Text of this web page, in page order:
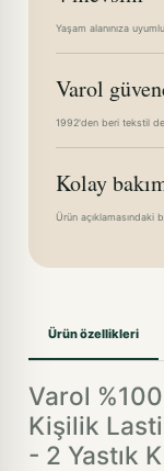
Yaşam alanınıza
Varol
1992'den beri tekstil
Kolay
Ürün açıklamasındaki
Ürün özellikleri
Varol
Kişilik
- 2 Yastık